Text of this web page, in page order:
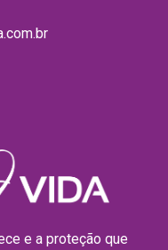
e a proteção que